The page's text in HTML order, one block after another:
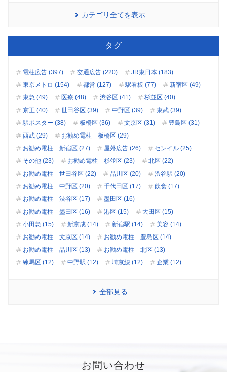
カテゴリ全てを表示
タグ
電柱広告 (397) 交通広告 (220)
JR東日本 (183)
東京メトロ (154)
都営 (127) 駅看板 (77)
新宿区 (49)
東急 (49)
医療 (48) 渋谷区 (41)
杉並区 (40)
京王 (40)
世田谷区 (39) 中野区 (39)
東武 (39)
駅ポスター (38)
板橋区 (36) 文京区 (31)
豊島区 (31)
西武 (29)
お勧め電柱 板橋区 (29)
お勧め電柱 新宿区 (27)
屋外広告 (26)
センイル (25)
その他 (23)
お勧め電柱 杉並区 (23)
北区 (22)
お勧め電柱 世田谷区 (22)
品川区 (20)
渋谷駅 (20)
お勧め電柱 中野区 (20)
千代田区 (17)
飲食 (17)
お勧め電柱 渋谷区 (17)
墨田区 (16)
お勧め電柱 墨田区 (16)
港区 (15)
大田区 (15)
小田急 (15)
新京成 (14) 新宿駅 (14)
美容 (14)
お勧め電柱 文京区 (14)
お勧め電柱 豊島区 (14)
お勧め電柱 品川区 (13)
お勧め電柱 北区 (13)
練馬区 (12)
中野駅 (12) 埼京線 (12) 企業 (12)
全部見る
お問い合わせ